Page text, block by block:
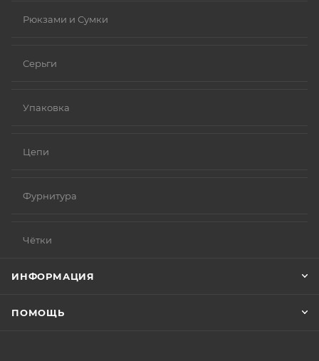
Рюкзами и Сумки
Серьги
Упаковка
Цепи
Фурнитура
Чётки
ИНФОРМАЦИЯ
ПОМОЩЬ